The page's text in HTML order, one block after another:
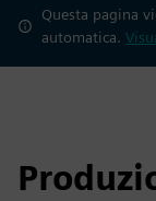
Questa pagina
automatica.